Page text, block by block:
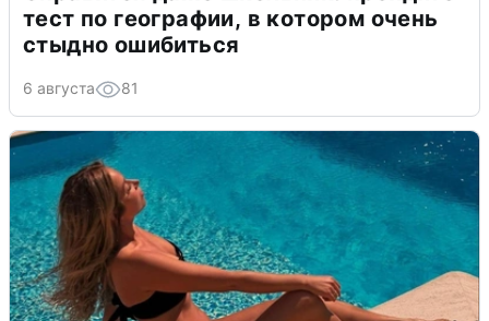
тест по географии, в котором очень
стыдно ошибиться
6 августа 81